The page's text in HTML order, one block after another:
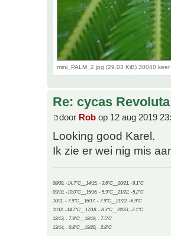
mini_PALM_2.jpg (29.03 KiB) 30040
Re: cycas Revoluta
door Rob op 12 aug 2019
Looking good Karel.
Ik zie er wei nig mis
08/09, -14.7°C__14/15, - 3.6°C__20/21, -9.1°C
09/10, -10.0°C__15/16, - 5.9°C__21/22, -5.2°C
10/11, - 7.9°C__16/17, - 7.9°C__21/22, -6.9°C
11/12, -14.7°C__17/18, - 8.3°C__22/23, -7.1°C
12/13, - 7.9°C__18/19, - 7.5°C
13/14, - 0.8°C__19/20, - 2.8°C